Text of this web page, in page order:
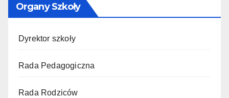
Organy Szkoły
Dyrektor szkoły
Rada Pedagogiczna
Rada Rodziców